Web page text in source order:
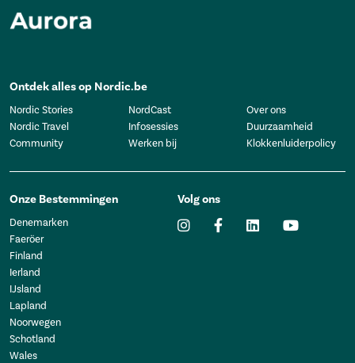
Ontdek alles op Nordic.be
Nordic Stories
Nordic Travel
Community
NordCast
Infosessies
Werken bij
Over ons
Duurzaamheid
Klokkenluiderpolicy
Onze Bestemmingen
Denemarken
Faeröer
Finland
Ierland
IJsland
Lapland
Noorwegen
Schotland
Wales
Volg ons